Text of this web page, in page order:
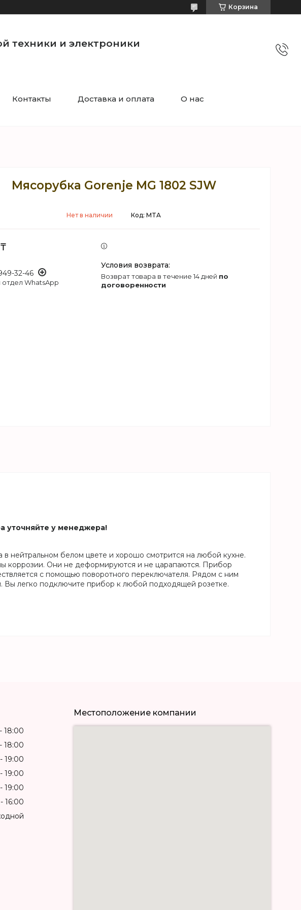
Корзина
техники и электроники
Контакты Доставка и оплата О нас
Мясорубка Gorenje MG 1802 SJW
Нет в наличии Код: MTA
32-46
отдел WhatsApp
возврат товара в течение 14 дней по
договоренности
уточняйте у менеджера!
нейтральном белом цвете и хорошо смотрится на любой кухне.
коррозии. Они не деформируются и не царапаются. Прибор
с помощью поворотного переключателя. Рядом с ним
Вы легко подключите прибор к любой подходящей розетке.
18:00
18:00
19:00
19:00
19:00
16:00
Местоположение компании